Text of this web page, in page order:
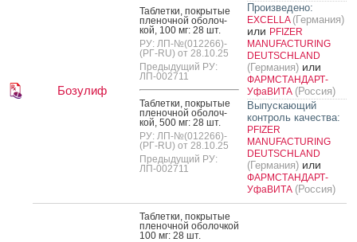
Бозулиф
Таб­летки, пок­ры­тые
пле­ноч­ной обо­лоч­
кой, 100 мг: 28 шт.
РУ: ЛП-№(012266)-
(РГ-RU) от 28.10.25
Предыдущий РУ:
ЛП-002711
Таб­летки, пок­ры­тые
пле­ноч­ной обо­лоч­
кой, 500 мг: 28 шт.
РУ: ЛП-№(012266)-
(РГ-RU) от 28.10.25
Предыдущий РУ:
ЛП-002711
Произведено:
EXCELLA (Германия)
или PFIZER
MANUFACTURING
DEUTSCHLAND
(Германия) или
ФАРМСТАНДАРТ-
УфаВИТА (Россия)
Выпускающий
контроль качества:
PFIZER
MANUFACTURING
DEUTSCHLAND
(Германия) или
ФАРМСТАНДАРТ-
УфаВИТА (Россия)
Таб­летки, пок­ры­тые
пле­ноч­ной обо­лоч­кой
100 мг: 28 шт.